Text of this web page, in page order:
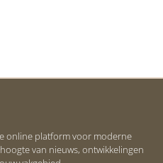
online platform voor moderne
van nieuws, ontwikkelingen